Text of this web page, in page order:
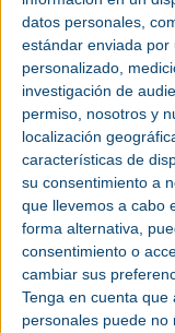
datos personales,
estándar enviada por
personalizado,
investigación de
permiso, nosotros y
localización
características de
su consentimiento a
que llevemos a cabo
forma alternativa,
consentimiento o
cambiar sus
Tenga en cuenta
personales puede no
agua. En
múltiples
carbono o el
Aumento de
Cuando en el
volumen de esa
Esta es una
realidad, hay
proceso de
o la humedad.